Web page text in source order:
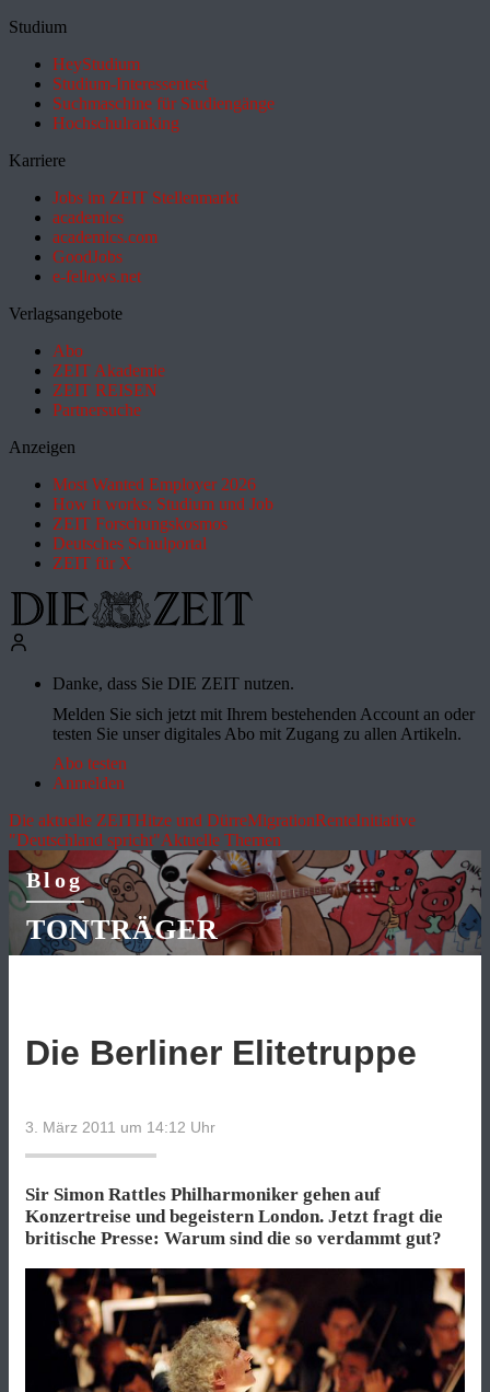
Studium
HeyStudium
Studium-Interessentest
Suchmaschine für Studiengänge
Hochschulranking
Karriere
Jobs im ZEIT Stellenmarkt
academics
academics.com
GoodJobs
e-fellows.net
Verlagsangebote
Abo
ZEIT Akademie
ZEIT REISEN
Partnersuche
Anzeigen
Most Wanted Employer 2026
How it works: Studium und Job
ZEIT Forschungskosmos
Deutsches Schulportal
ZEIT für X
Danke, dass Sie DIE ZEIT nutzen.
Melden Sie sich jetzt mit Ihrem bestehenden Account an oder
testen Sie unser digitales Abo mit Zugang zu allen Artikeln.
Abo testen
Anmelden
Die aktuelle ZEITHitze und DürreMigrationRenteInitiative
"Deutschland spricht"Aktuelle Themen
Blog
TONTRÄGER
Die Berliner Elitetruppe
3. März 2011 um 14:12 Uhr
Sir Simon Rattles Philharmoniker gehen auf
Konzertreise und begeistern London. Jetzt fragt die
britische Presse: Warum sind die so verdammt gut?